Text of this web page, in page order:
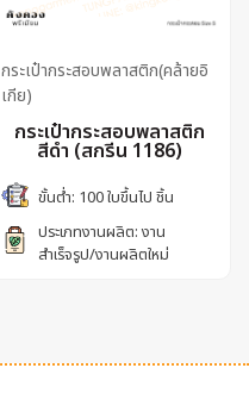
กระเป๋ากระสอบพลาสติก(คล้ายอิ
เกีย)
กระเป๋ากระสอบพลาสติก
สีดำ (สกรีน 1186)
ขั้นต่ำ: 100 ใบขึ้นไป ชิ้น
ประเภทงานผลิต: งาน
สำเร็จรูป/งานผลิตใหม่